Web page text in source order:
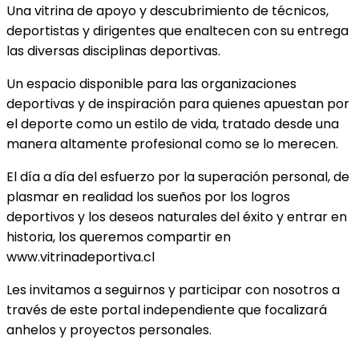
Una vitrina de apoyo y descubrimiento de técnicos,
deportistas y dirigentes que enaltecen con su entrega
las diversas disciplinas deportivas.
Un espacio disponible para las organizaciones
deportivas y de inspiración para quienes apuestan por
el deporte como un estilo de vida, tratado desde una
manera altamente profesional como se lo merecen.
El día a día del esfuerzo por la superación personal, de
plasmar en realidad los sueños por los logros
deportivos y los deseos naturales del éxito y entrar en
historia, los queremos compartir en
www.vitrinadeportiva.cl
Les invitamos a seguirnos y participar con nosotros a
través de este portal independiente que focalizará
anhelos y proyectos personales.